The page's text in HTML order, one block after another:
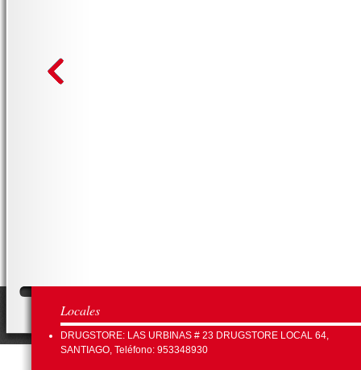
Locales
DRUGSTORE: LAS URBINAS # 23 DRUGSTORE LOCAL 64,
SANTIAGO, Teléfono: 953348930